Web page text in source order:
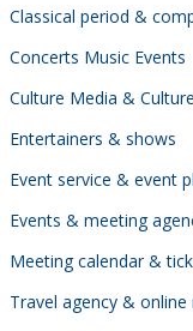
Classical period &
Concerts Music Events
Culture Media &
Entertainers & shows
Event service & event
Events & meeting
Meeting calendar &
Travel agency &